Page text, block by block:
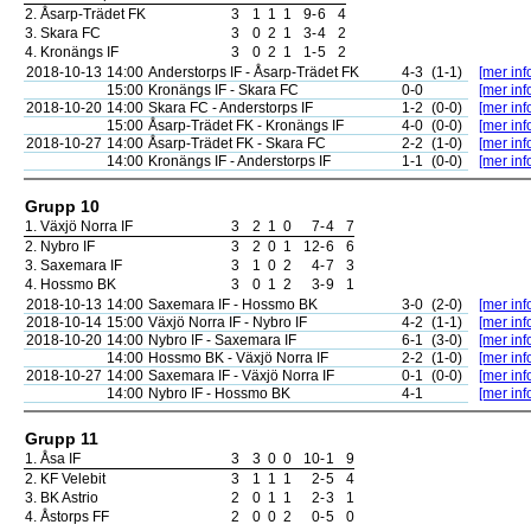
2. Åsarp-Trädet FK 3 1 1 1 9-6
4
3. Skara FC 3 0 2 1 3-4
2
4. Kronängs IF 3 0 2 1 1-5
2
2018-10-13 14:00 Anderstorps IF - Åsarp-Trädet FK 4-3 (1-1)
[mer
15:00 Kronängs IF - Skara FC 0-0
[mer
2018-10-20 14:00 Skara FC - Anderstorps IF 1-2 (0-0)
[mer
15:00 Åsarp-Trädet FK - Kronängs IF 4-0 (0-0)
[mer
2018-10-27 14:00 Åsarp-Trädet FK - Skara FC 2-2 (1-0)
[mer
14:00 Kronängs IF - Anderstorps IF 1-1 (0-0) [mer
Grupp 10
1. Växjö Norra IF 3 2 1 0 7-4
7
2. Nybro IF 3 2 0 1 12-6
6
3. Saxemara IF 3 1 0 2 4-7
3
4. Hossmo BK 3 0 1 2 3-9
1
2018-10-13 14:00 Saxemara IF - Hossmo BK 3-0 (2-0)
[mer
2018-10-14 15:00 Växjö Norra IF - Nybro IF 4-2 (1-1)
[mer
2018-10-20 14:00 Nybro IF - Saxemara IF 6-1 (3-0)
[mer
14:00 Hossmo BK - Växjö Norra IF 2-2 (1-0)
[mer
2018-10-27 14:00 Saxemara IF - Växjö Norra IF 0-1 (0-0)
[mer
14:00 Nybro IF - Hossmo BK 4-1 [mer
Grupp 11
1. Åsa IF 3 3 0 0 10-1
9
2. KF Velebit 3 1 1 1 2-5
4
3. BK Astrio 2 0 1 1 2-3
1
4. Åstorps FF 2 0 0 2 0-5
0